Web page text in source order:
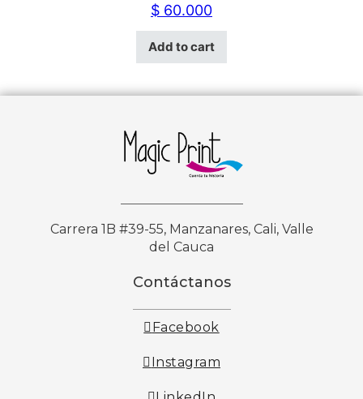
$ 60.000
Add to cart
Carrera 1B #39-55, Manzanares, Cali, Valle
del Cauca
Contáctanos
Facebook
Instagram